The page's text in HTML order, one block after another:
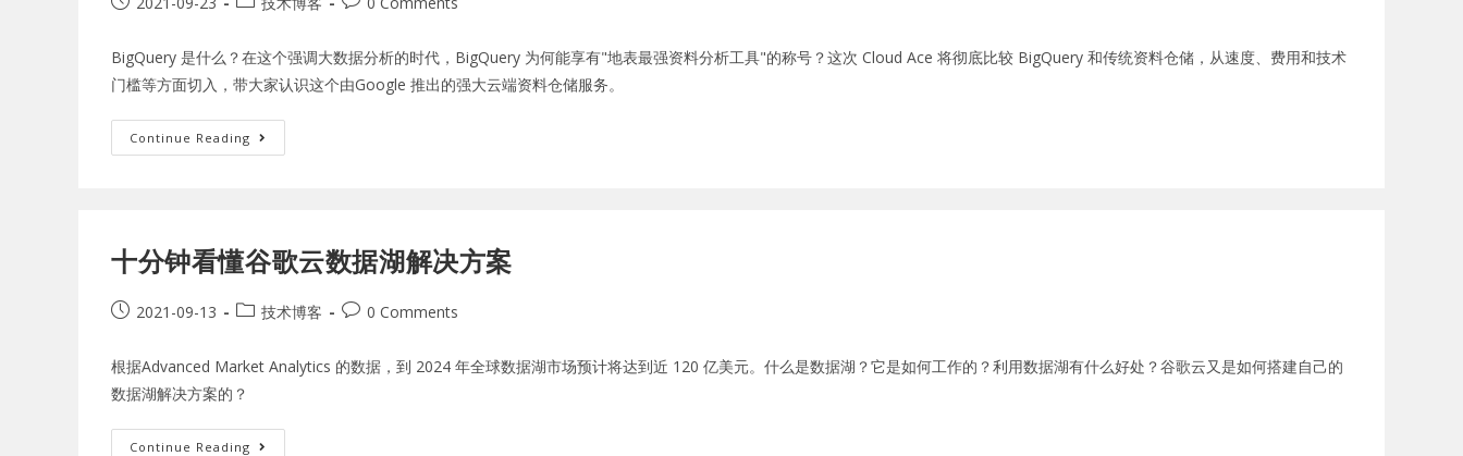
BigQuery 是什么？在这个强调大数据分析的时代，BigQuery 为何能享有"地表最强资料分析工具"的称号？这次 Cloud Ace 将彻底比较 BigQuery 和传统资料仓储，从速度、费用和技术
门槛等方面切入，带大家认识这个由Google 推出的强大云端资料仓储服务。
Continue Reading
十分钟看懂谷歌云数据湖解决方案
2021-09-13 技术博客 0 Comments
根据Advanced Market Analytics 的数据，到 2024 年全球数据湖市场预计将达到近 120 亿美元。什么是数据湖？它是如何工作的？利用数据湖有什么好处？谷歌云又是如何搭建自己的
数据湖解决方案的？
Continue Reading